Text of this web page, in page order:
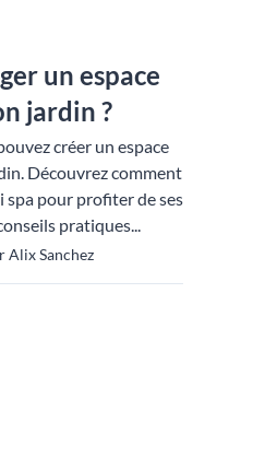
un espace
jardin ?
créer un espace
Découvrez comment
spa pour profiter de ses
pratiques...
Alix Sanchez